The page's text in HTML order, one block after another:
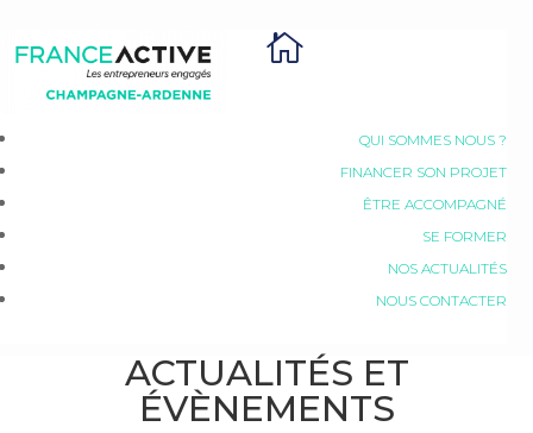
QUI SOMMES NOUS ?
FINANCER SON PROJET
ÊTRE ACCOMPAGNÉ
SE FORMER
NOS ACTUALITÉS
NOUS CONTACTER

ACTUALITÉS ET
ÉVÈNEMENTS